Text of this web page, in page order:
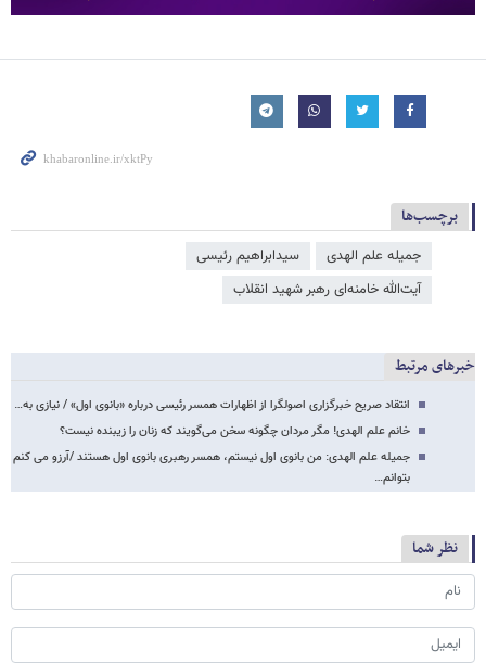
برچسب‌ها
جمیله علم الهدی
سیدابراهیم رئیسی
آیت‌الله خامنه‌ای رهبر شهید انقلاب
خبرهای مرتبط
انتقاد صریح خبرگزاری اصولگرا از اظهارات همسر رئیسی درباره «بانوی اول» / نیازی به…
خانم علم الهدی! مگر مردان چگونه سخن می‌گویند که زنان را زیبنده نیست؟
جمیله علم الهدی: من بانوی اول نیستم، همسر رهبری بانوی اول هستند /آرزو می کنم
بتوانم…
نظر شما